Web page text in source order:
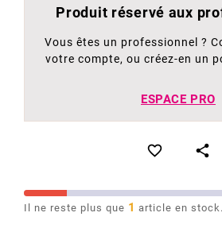
Produit réservé aux
Vous êtes un professionnel ?
votre compte, ou créez-en un
ESPACE PRO
 
Il ne reste plus que 1 article en stock.